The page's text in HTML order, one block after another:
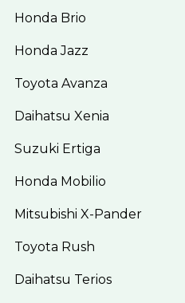
Honda Brio
Honda Jazz
Toyota Avanza
Daihatsu Xenia
Suzuki Ertiga
Honda Mobilio
Mitsubishi X-Pander
Toyota Rush
Daihatsu Terios